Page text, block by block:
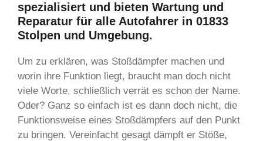
spezialisiert und bieten Wartung und
Reparatur für alle Autofahrer in 01833
Stolpen und Umgebung.
Um zu erklären, was Stoßdämpfer machen und
worin ihre Funktion liegt, braucht man doch nicht
viele Worte, schließlich verrät es schon der Name.
Oder? Ganz so einfach ist es dann doch nicht, die
Funktionsweise eines Stoßdämpfers auf den Punkt
zu bringen. Vereinfacht gesagt dämpft er Stöße,